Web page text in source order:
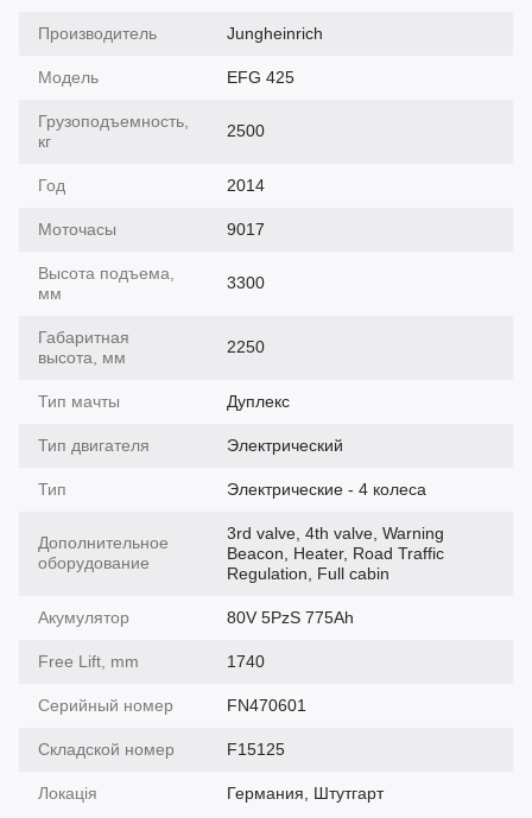
Производитель Jungheinrich
Модель EFG 425
Грузоподъемность,
кг
2500
Год 2014
Моточасы 9017
Высота подъема,
мм
3300
Габаритная
высота, мм
2250
Тип мачты Дуплекс
Тип двигателя Электрический
Тип Электрические - 4 колеса
Дополнительное
оборудование
3rd valve, 4th valve, Warning
Beacon, Heater, Road Traffic
Regulation, Full cabin
Акумулятор 80V 5PzS 775Ah
Free Lift, mm 1740
Серийный номер FN470601
Складской номер F15125
Локація Германия, Штутгарт